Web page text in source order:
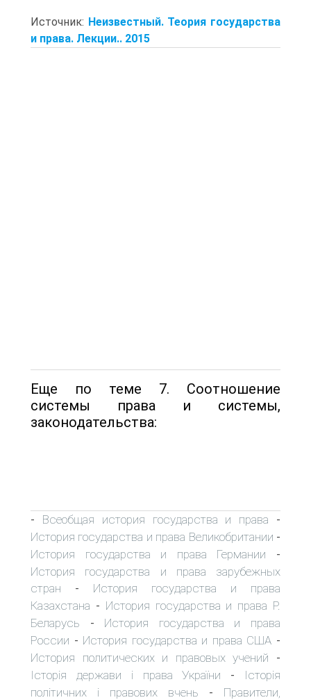
Источник: Неизвестный. Теория государства
и права. Лекции.. 2015
Еще по теме 7. Соотношение
системы права и системы,
законодательства:
- Всеобщая история государства и права -
История государства и права Великобритании -
История государства и права Германии -
История государства и права зарубежных
стран - История государства и права
Казахстана - История государства и права Р.
Беларусь - История государства и права
России - История государства и права США -
История политических и правовых учений -
Історія держави і права України -
Історія
політичних і правових вчень - Правители,